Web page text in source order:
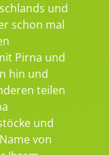
und
schon mal
Pirna und
hin und
teilen
und
von